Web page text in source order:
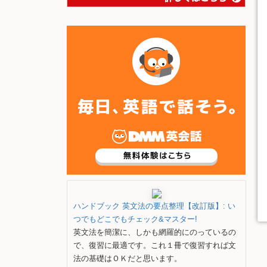
ハンドブック 英文法の要点整理【改訂版】: い
つでもどこでもチェック&マスター!
英文法を簡潔に、しかも網羅的にのっているの
で、復習に最適です。これ１冊で復習すれば文
法の基礎はＯＫだと思います。